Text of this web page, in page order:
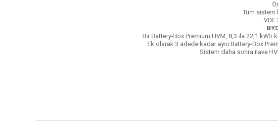
Tüm sistem
VDE
Bir Battery-Box Premium HVM, 8,3 ila 22,1
Ek olarak 3 adede kadar aynı Battery-Box
Sistem daha sonra ilave